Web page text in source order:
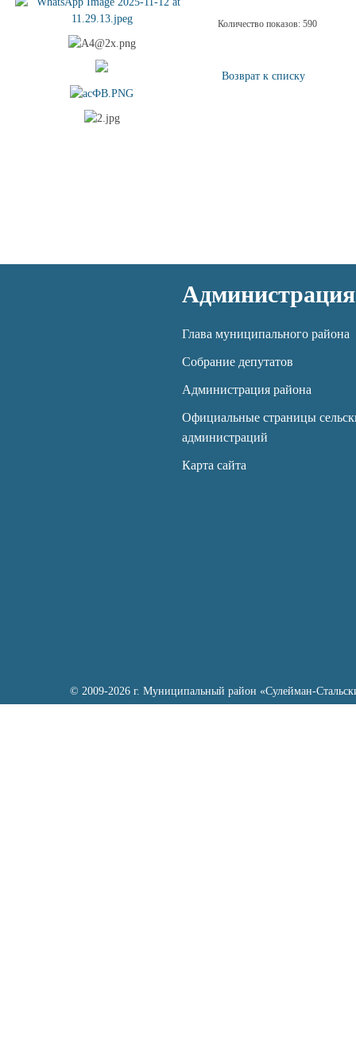
Количество показов: 590
Возврат к списку
Администрация
Глава муниципального района
Собрание депутатов
Администрация района
Официальные страницы
администраций
Карта сайта
© 2009-2026 г. Муниципальный район «Сулейман-